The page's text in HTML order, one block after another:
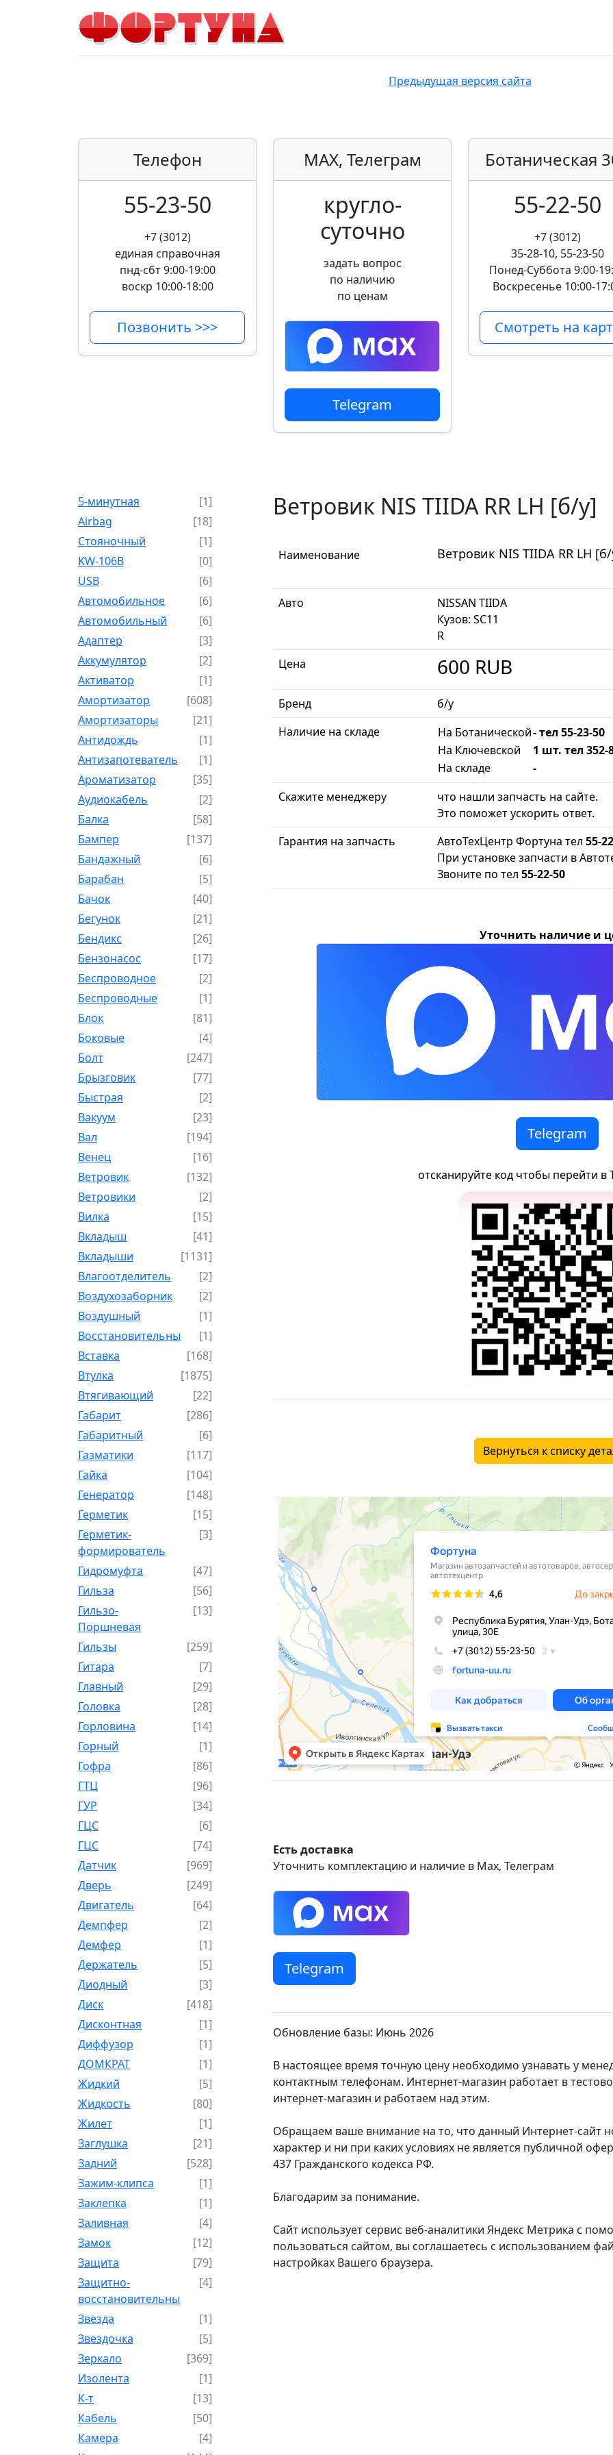
Предыдущая версия сайта
Телефон
55-23-50
+7 (3012)
единая справочная
пнд-сбт 9:00-19:00
воскр 10:00-18:00
Позвонить >>>
MAX, Телеграм
кругло­
суточно
задать вопрос
по наличию
по ценам
Telegram
Ботаническая
55-22-50
+7 (3012)
35-28-10, 55-23-50
Понед-Суббота 9:00-
Воскресенье 10:00-
Смотреть на
5-минутная
[1]
Airbag
[18]
Cтояночный
[1]
KW-106B
[0]
USB
[6]
Автомобильное
[6]
Автомобильный
[6]
Адаптер
[3]
Аккумулятор
[2]
Активатор
[1]
Амортизатор
[608]
Амортизаторы
[21]
Антидождь
[1]
Антизапотеватель
[1]
Ароматизатор
[35]
Аудиокабель
[2]
Балка
[58]
Бампер
[137]
Бандажный
[6]
Барабан
[5]
Бачок
[40]
Бегунок
[21]
Бендикс
[26]
Бензонасос
[17]
Беспроводное
[2]
Беспроводные
[1]
Блок
[81]
Боковые
[4]
Болт
[247]
Брызговик
[77]
Быстрая
[2]
Вакуум
[23]
Вал
[194]
Венец
[16]
Ветровик
[132]
Ветровики
[2]
Вилка
[15]
Вкладыш
[41]
Вкладыши
[1131]
Влагоотделитель
[2]
Воздухозаборник
[2]
Воздушный
[1]
Восстановительный
[1]
Вставка
[168]
Втулка
[1875]
Втягивающий
[22]
Габарит
[286]
Габаритный
[6]
Газматики
[117]
Гайка
[104]
Генератор
[148]
Герметик
[15]
Герметик-
формирователь
[3]
Гидромуфта
[47]
Гильза
[56]
Гильзо-
Поршневая
[13]
Гильзы
[259]
Гитара
[7]
Главный
[29]
Головка
[28]
Горловина
[14]
Горный
[1]
Гофра
[86]
ГТЦ
[96]
ГУР
[34]
ГЦC
[6]
ГЦС
[74]
Датчик
[969]
Дверь
[249]
Двигатель
[64]
Демпфер
[2]
Демфер
[1]
Держатель
[5]
Диодный
[3]
Диск
[418]
Дисконтная
[1]
Диффузор
[1]
ДОМКРАТ
[1]
Жидкий
[5]
Жидкость
[80]
Жилет
[1]
Заглушка
[21]
Задний
[528]
Зажим-клипса
[1]
Заклепка
[1]
Заливная
[4]
Замок
[12]
Защита
[79]
Защитно-
восстановительный
[4]
Звезда
[1]
Звездочка
[5]
Зеркало
[369]
Изолента
[1]
К-т
[13]
Кабель
[50]
Камера
[4]
Ветровик NIS TIIDA RR LH [б/у]
Наименование Ветровик NIS TIIDA RR LH
Авто
NISSAN TIIDA
Кузов: SC11
R
Цена
600 RUB
Бренд
б/у
Наличие на складе
На Ботанической- тел 55-23-50
На Ключевской
1 шт. тел 352-
На складе
-
Скажите менеджеру
что нашли запчасть на сайте.
Это поможет ускорить ответ.
Гарантия на запчасть
АвтоТехЦентр Фортуна тел 55-
При установке запчасти в
Звоните по тел 55-22-50
Уточнить наличие и
Telegram
отсканируйте код чтобы перейти в
Вернуться к списку
Есть доставка
Уточнить комплектацию и наличие в Max, Телеграм
Telegram
Обновление базы: Июнь 2026
В настоящее время точную цену необходимо узнавать у
контактным телефонам. Интернет-магазин работает в
интернет-магазин и работаем над этим.
Обращаем ваше внимание на то, что данный Интернет-сайт
характер и ни при каких условиях не является публичной
437 Гражданского кодекса РФ.
Благодарим за понимание.
Сайт использует сервис веб-аналитики Яндекс Метрика с
пользоваться сайтом, вы соглашаетесь с использованием
настройках Вашего браузера.